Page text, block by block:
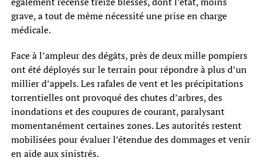
grave, a tout de même nécessité une prise en charge
médicale.
Face à l’ampleur des dégâts, près de deux mille pompiers
ont été déployés sur le terrain pour répondre à plus d’un
millier d’appels. Les rafales de vent et les précipitations
torrentielles ont provoqué des chutes d’arbres, des
inondations et des coupures de courant, paralysant
momentanément certaines zones. Les autorités restent
mobilisées pour évaluer l’étendue des dommages et venir
en aide aux sinistrés.